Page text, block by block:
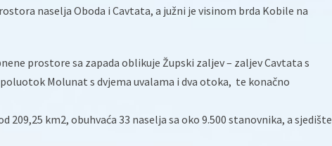
naselja Oboda i Cavtata, a južni je visinom brda Kobile na
prostore sa zapada oblikuje Župski zaljev – zaljev Cavtata s
Molunat s dvjema uvalama i dva otoka, te konačno
209,25 km2, obuhvaća 33 naselja sa oko 9.500 stanovnika, a sjedište